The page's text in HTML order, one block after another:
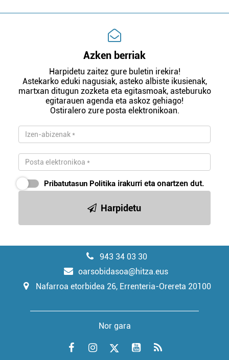
Azken berriak
Harpidetu zaitez gure buletin irekira!
Astekarko eduki nagusiak, asteko albiste ikusienak,
martxan ditugun zozketa eta egitasmoak, asteburuko
egitarauen agenda eta askoz gehiago!
Ostiralero zure posta elektronikoan.
Pribatutasun Politika irakurri eta onartzen dut.
Harpidetu
943 34 03 30
oarsobidasoa@hitza.eus
Nafarroa etorbidea 26, Errenteria-Orereta 20100
Nor gara